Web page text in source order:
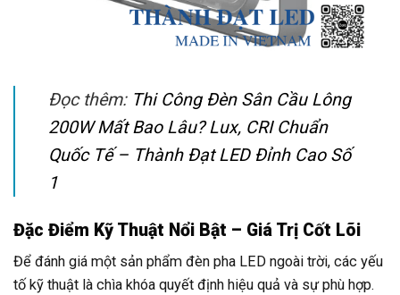
Đọc thêm: Thi Công Đèn Sân Cầu Lông
200W Mất Bao Lâu? Lux, CRI Chuẩn
Quốc Tế – Thành Đạt LED Đỉnh Cao Số
1
Đặc Điểm Kỹ Thuật Nổi Bật – Giá Trị Cốt Lõi
Để đánh giá một sản phẩm đèn pha LED ngoài trời, các yếu
tố kỹ thuật là chìa khóa quyết định hiệu quả và sự phù hợp.